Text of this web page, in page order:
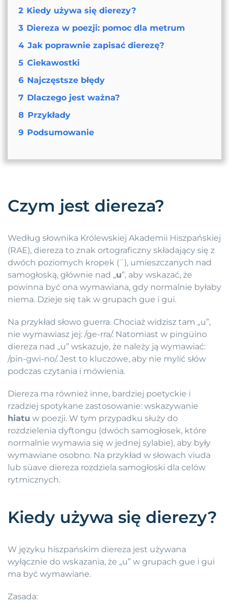
2 Kiedy używa się dierezy?
3 Diereza w poezji: pomoc dla metrum
4 Jak poprawnie zapisać dierezę?
5 Ciekawostki
6 Najczęstsze błędy
7 Dlaczego jest ważna?
8 Przykłady
9 Podsumowanie
Czym jest diereza?
Według słownika Królewskiej Akademii Hiszpańskiej
(RAE), diereza to znak ortograficzny składający się z
dwóch poziomych kropek (¨), umieszczanych nad
samogłoską, głównie nad „u”, aby wskazać, że
powinna być ona wymawiana, gdy normalnie byłaby
niema. Dzieje się tak w grupach gue i gui.
Na przykład słowo guerra. Chociaż widzisz tam „u”,
nie wymawiasz jej: /ge-rra/. Natomiast w pingüino
diereza nad „u” wskazuje, że należy ją wymawiać:
/pin-gwi-no/. Jest to kluczowe, aby nie mylić słów
podczas czytania i mówienia.
Diereza ma również inne, bardziej poetyckie i
rzadziej spotykane zastosowanie: wskazywanie
hiatu w poezji. W tym przypadku służy do
rozdzielenia dyftongu (dwóch samogłosek, które
normalnie wymawia się w jednej sylabie), aby były
wymawiane osobno. Na przykład w słowach vïuda
lub süave diereza rozdziela samogłoski dla celów
rytmicznych.
Kiedy używa się dierezy?
W języku hiszpańskim diereza jest używana
wyłącznie do wskazania, że „u” w grupach gue i gui
ma być wymawiane.
Zasada: